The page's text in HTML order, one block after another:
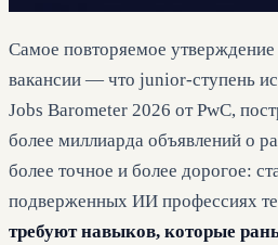
Самое повторяемое
вакансии — что junior-ступень
Jobs Barometer 2026 от PwC,
более миллиарда объявлений о
более точное и более дорогое:
подверженных ИИ профессиях
требуют навыков, которые